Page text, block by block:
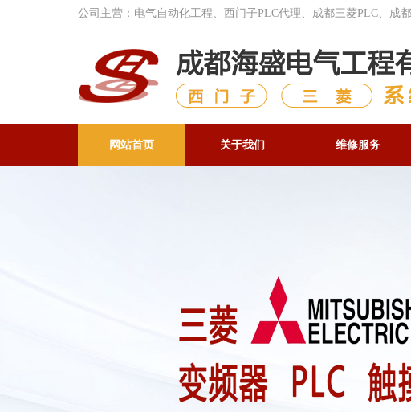
公司主营：电气自动化工程、西门子PLC代理、成都三菱PLC、成
网站首页 关于我们 维修服务